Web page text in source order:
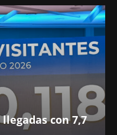
con 7,7